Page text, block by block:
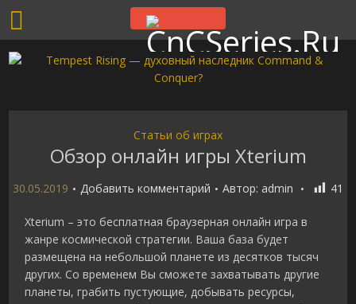
Статьи об играх
Обзор онлайн игры Xterium
30.05.2019 Добавить комментарий Автор: admin 41
Xterium – это бесплатная браузерная онлайн игра в
жанре космической стратегии. Ваша база будет
размещена на небольшой планете из десятков тысяч
других. Со временем Вы сможете захватывать другие
планеты, грабить пустующие, добывать ресурсы,